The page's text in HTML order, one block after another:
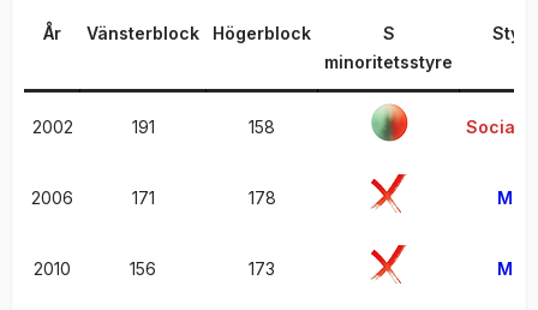
År Vänsterblock Högerblock
S
minoritetsstyre
2002 191 158
2006 171 178
2010 156 173